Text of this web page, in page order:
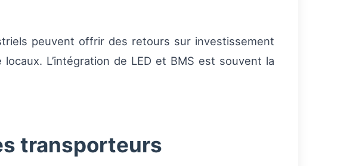
peuvent offrir des retours sur investissement
L’intégration de LED et BMS est souvent la
transporteurs